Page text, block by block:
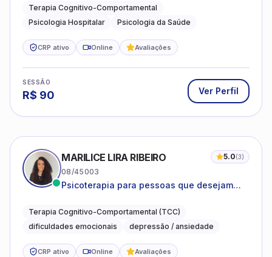
Terapia Cognitivo-Comportamental
Psicologia Hospitalar
Psicologia da Saúde
CRP ativo Online Avaliações
SESSÃO
R$ 90 Ver Perfil
MARILICE LIRA RIBEIRO 5.0(3)
08/45003
Psicoterapia para pessoas que desejam
dificuldades do dia a dia
Terapia Cognitivo-Comportamental (TCC)
dificuldades emocionais
depressão / ansiedade
CRP ativo Online Avaliações